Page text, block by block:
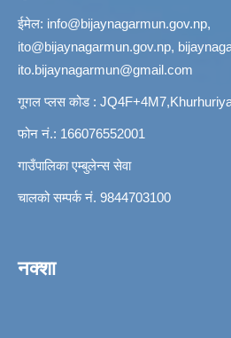
ईमेल: info@bijaynagarmun.gov.np,
ito@bijaynagarmun.gov.np,
ito.bijaynagarmun@gmail.com
गूगल प्लस कोड :
फोन नं.: 166076552001
गाउँपालिका एम्बुलेन्स सेवा
चालको सम्पर्क नं. 9844703100
नक्शा